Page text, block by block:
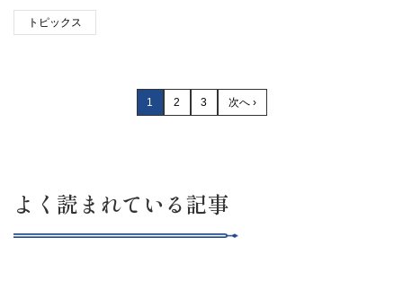
トピックス
1 2 3 次へ ›
よく読まれている記事